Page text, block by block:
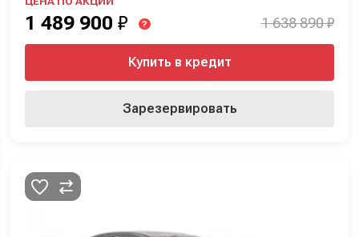
1 489 900 ₽ ? 1 638 890 ₽
Купить в кредит
Зарезервировать